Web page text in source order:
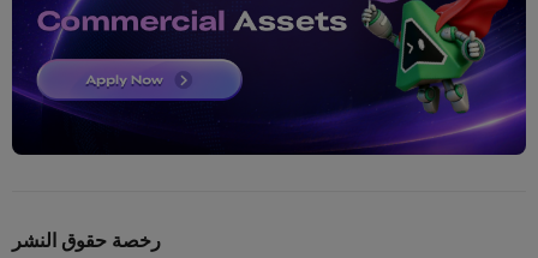
رخصة حقوق النشر